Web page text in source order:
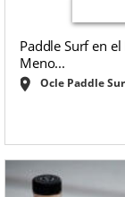
Paddle Surf en
Meno...
Ocle Paddle